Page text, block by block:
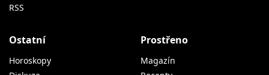
RSS
Ostatní
Horoskopy
Prostřeno
Magazín